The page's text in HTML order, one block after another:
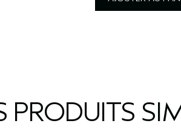
PRODUITS